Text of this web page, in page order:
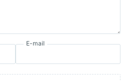
E-mail